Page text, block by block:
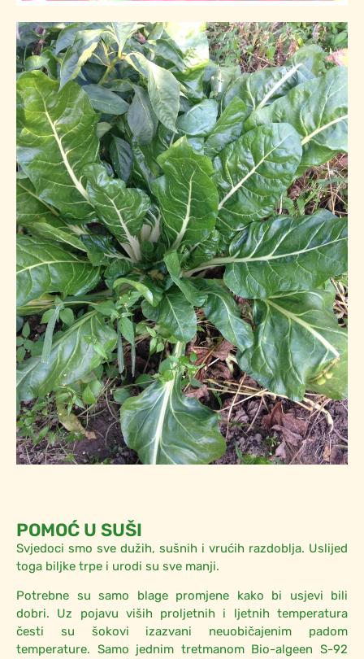
POMOĆ U SUŠI
Svjedoci smo sve dužih, sušnih i vrućih razdoblja. Uslijed
toga biljke trpe i urodi su sve manji.
Potrebne su samo blage promjene kako bi usjevi bili
dobri. Uz pojavu viših proljetnih i ljetnih temperatura
česti su šokovi izazvani neuobičajenim padom
temperature. Samo jednim tretmanom Bio-algeen S-92